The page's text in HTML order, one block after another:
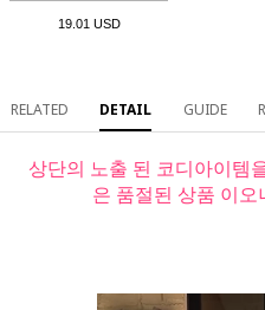
19.01 USD
RELATED DETAIL GUIDE
상단의 노출 된 코디아이템
은 품절된 상품 이